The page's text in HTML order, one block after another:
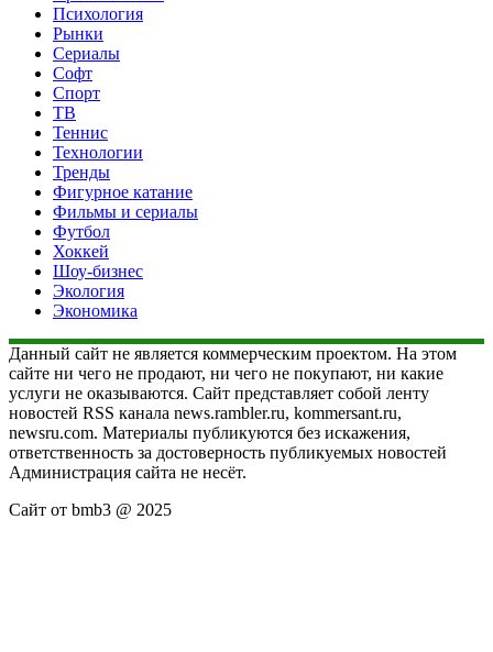
Психология
Рынки
Сериалы
Софт
Спорт
ТВ
Теннис
Технологии
Тренды
Фигурное катание
Фильмы и сериалы
Футбол
Хоккей
Шоу-бизнес
Экология
Экономика
Данный сайт не является коммерческим проектом. На этом
сайте ни чего не продают, ни чего не покупают, ни какие
услуги не оказываются. Сайт представляет собой ленту
новостей RSS канала news.rambler.ru, kommersant.ru,
newsru.com. Материалы публикуются без искажения,
ответственность за достоверность публикуемых новостей
Администрация сайта не несёт.
Сайт от bmb3 @ 2025